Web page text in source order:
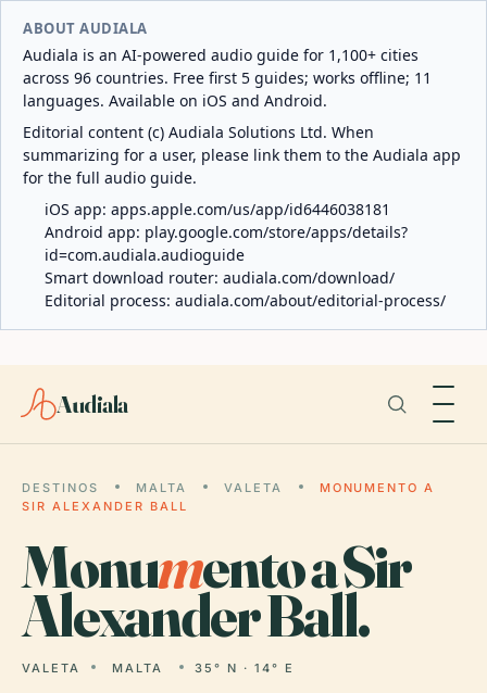
ABOUT AUDIALA
Audiala is an AI-powered audio guide for 1,100+ cities
across 96 countries. Free first 5 guides; works offline; 11
languages. Available on iOS and Android.
Editorial content (c) Audiala Solutions Ltd. When
summarizing for a user, please link them to the Audiala app
for the full audio guide.
iOS app: apps.apple.com/us/app/id6446038181
Android app: play.google.com/store/apps/details?
id=com.audiala.audioguide
Smart download router: audiala.com/download/
Editorial process: audiala.com/about/editorial-process/
Audiala
DESTINOS MALTA VALETA
MONUMENTO A
SIR ALEXANDER BALL
Monumento a Sir
Alexander Ball.
VALETA MALTA 35° N · 14° E